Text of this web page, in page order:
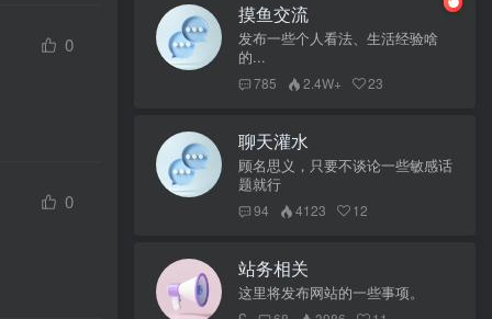
0
0
摸鱼交流
发布一些个人看法、生活经验啥
的...
785 2.4W+ 23
聊天灌水
顾名思义，只要不谈论一些敏感话
题就行
94 4123 12
站务相关
这里将发布网站的一些事项。